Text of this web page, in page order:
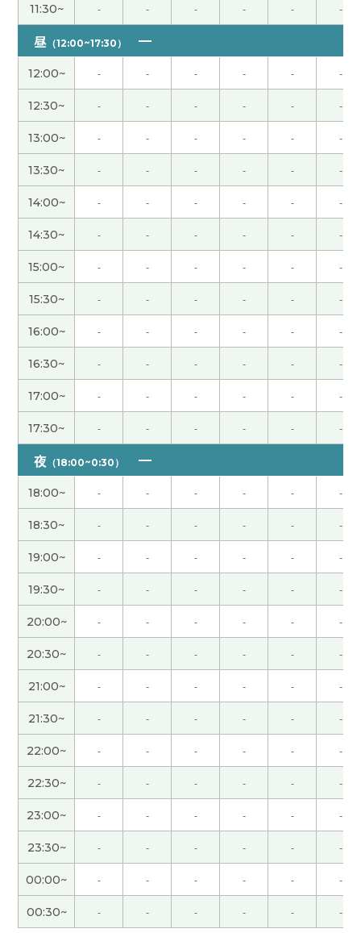
一緒に世界平和のために頑張ろう！
谢谢您给我上课。我相信把您有积极的态度大企业
公司需要您的能力。我也继续努力加油～！ 那期待
下次再见，谢谢！( 男性 )
今天的上课谢谢你！今天认识你很高兴了，详细的
说明非常好了！下次的上课也请多多关照！( 50代
男性 )
谢谢您的课。我很高兴认识老师。我出生在1950年
代。我高中毕时，百分之三十左右的学生上大学或
者短大学。日本的发展很早，但是我高中毕业后的
50年的现在之中没有很大的变化。不振的行情很
长。很遗憾。
( 60代 女性 )
親切でいい人だなーって思いました🙇
谢谢您给我上课。真的好久不见！您再开始上课我
很高兴！还有这次也跟您聊天非常开心！我相信您
一定找到工作吧。 那期待下次再见，谢谢！
( 男性 )
谢谢你关心，
谢谢老师！很开心 请你快来乌冬县吃乌冬面吧 哈哈
下次见！
( 男性 )
好久不见，谢谢你
你也加油吧！！
津巴布韋元的话，通关了呀 ( 30代 男性 )
不管怎么说自己的父母说的70，80%是对的。他们
为你好才这样说，所以孩子们值得参考。不过关键
是值得参考，并不是盲目地听取听他们的。孩子们
也有主见，有自己的思考( 男性 )
谢谢老师上课。是的，这问题已经到了刻不容缓的
地步了。有很多应届毕业生尝到了苦辣酸甜。我也
很心痛。我但愿他们早日找到用武之地。下次见。
50代 男性 )
谢谢、老师。下次也请多关照。
11:30~ - - - - - -
昼 （12:00~17:30）
12:00~ - - - - - -
12:30~ - - - - - -
13:00~ - - - - - -
13:30~ - - - - - -
14:00~ - - - - - -
14:30~ - - - - - -
15:00~ - - - - - -
15:30~ - - - - - -
16:00~ - - - - - -
16:30~ - - - - - -
17:00~ - - - - - -
17:30~ - - - - - -
夜 （18:00~0:30）
18:00~ - - - - - -
18:30~ - - - - - -
19:00~ - - - - - -
19:30~ - - - - - -
20:00~ - - - - - -
20:30~ - - - - - -
21:00~ - - - - - -
21:30~ - - - - - -
22:00~ - - - - - -
22:30~ - - - - - -
23:00~ - - - - - -
23:30~ - - - - - -
00:00~ - - - - - -
00:30~ - - - - - -